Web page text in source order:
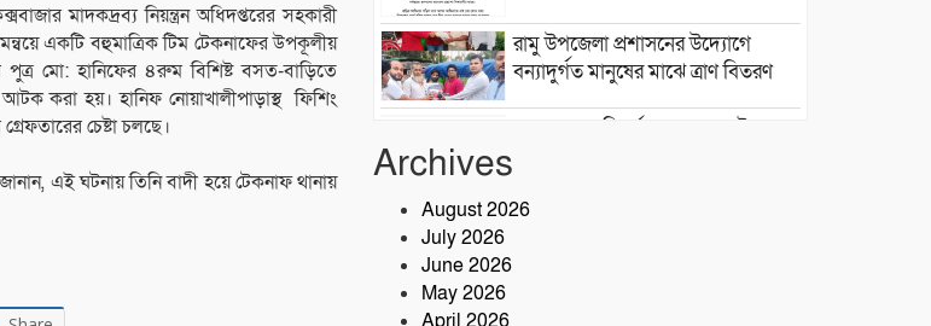
মাদকদ্রব্য নিয়ন্ত্রন অধিদপ্তরের সহকারী
একটি বহুমাত্রিক টিম টেকনাফের উপকূলীয়
মো: হানিফের ৪রুম বিশিষ্ট বসত-বাড়িতে
করা হয়। হানিফ নোয়াখালীপাড়াস্থ ফিশিং
চেষ্টা চলছে।
এই ঘটনায় তিনি বাদী হয়ে টেকনাফ থানায়
রামু উপজেলা প্রশাসনের উদ্যোগে
বন্যাদুর্গত মানুষের মাঝে ত্রাণ বিতরণ
জলাবদ্ধতায় বিপর্যস্ত সেনবাগ পৌরসভার
৯ নম্বর ওয়ার্ড, দ্রুত সমাধানের দাবি বাসিন্দাদের
সেনবাগে আইন-শৃঙ্খলা উন্নয়নে সক্রিয়
পুলিশ, নেতৃত্বে ওসি আবদুর রহিম
Archives
August 2026
July 2026
June 2026
May 2026